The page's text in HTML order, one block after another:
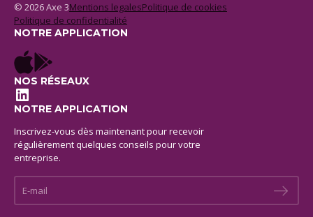
© 2026 Axe 3Mentions legalesPolitique de cookies
Politique de confidentialité
NOTRE APPLICATION
NOS RÉSEAUX
LinkedIn
NOTRE APPLICATION
Inscrivez-vous dès maintenant pour recevoir
régulièrement quelques conseils pour votre
entreprise.